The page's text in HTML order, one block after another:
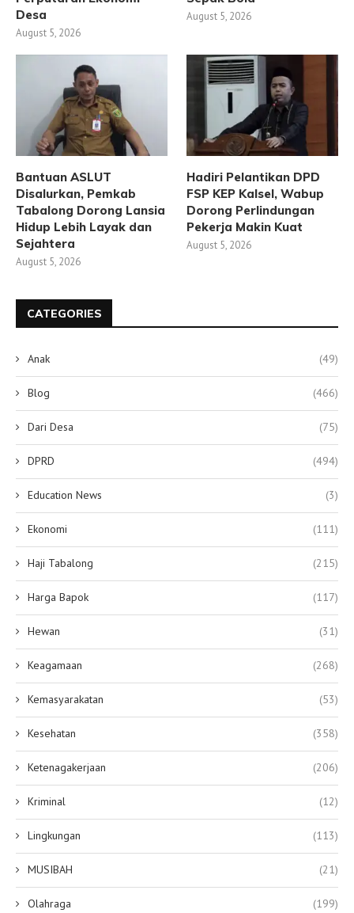
Desa
August 5, 2026
August 5, 2026
Bantuan ASLUT
Disalurkan, Pemkab
Tabalong Dorong Lansia
Hidup Lebih Layak dan
Sejahtera
August 5, 2026
Hadiri Pelantikan DPD
FSP KEP Kalsel, Wabup
Dorong Perlindungan
Pekerja Makin Kuat
August 5, 2026
CATEGORIES
Anak (49)
Blog (466)
Dari Desa (75)
DPRD (494)
Education News (3)
Ekonomi (111)
Haji Tabalong (215)
Harga Bapok (117)
Hewan (31)
Keagamaan (268)
Kemasyarakatan (53)
Kesehatan (358)
Ketenagakerjaan (206)
Kriminal (12)
Lingkungan (113)
MUSIBAH (21)
Olahraga (199)